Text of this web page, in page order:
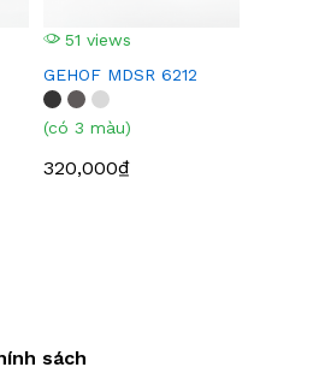
51 views
GEHOF MDSR 6212
(có 3 màu)
320,000₫
sách